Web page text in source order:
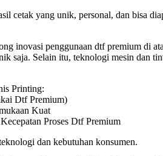
cetak yang unik, personal, dan bisa
inovasi penggunaan dtf premium di
saja. Selain itu, teknologi mesin dan
Printing:
Dtf Premium)
Kuat
Proses Dtf Premium
dan kebutuhan konsumen.